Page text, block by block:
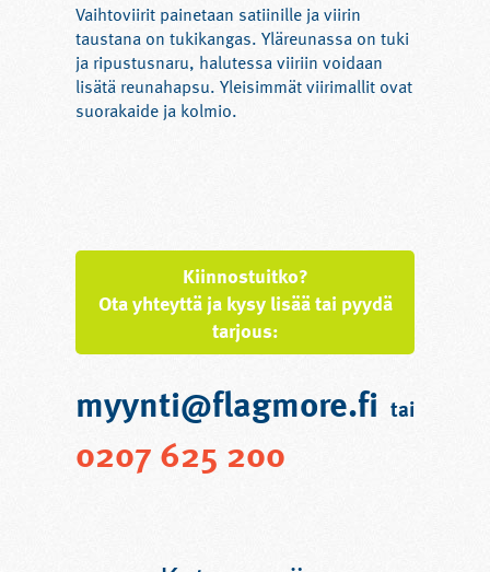
Vaihtoviirit painetaan satiinille ja viirin
taustana on tukikangas. Yläreunassa on tuki
ja ripustusnaru, halutessa viiriin voidaan
lisätä reunahapsu. Yleisimmät viirimallit ovat
suorakaide ja kolmio.
Kiinnostuitko?
Ota yhteyttä ja kysy lisää tai pyydä
tarjous:
myynti@flagmore.fi tai
0207 625 200